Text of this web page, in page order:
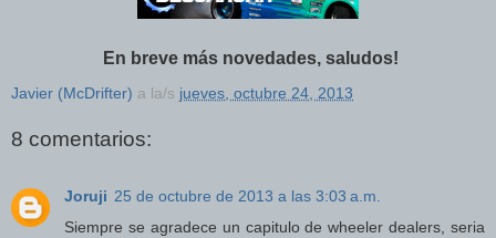
En breve más novedades, saludos!
Javier (McDrifter) a la/s jueves, octubre 24, 2013
8 comentarios:
Joruji 25 de octubre de 2013 a las 3:03 a.m.
Siempre se agradece un capitulo de wheeler dealers, seria